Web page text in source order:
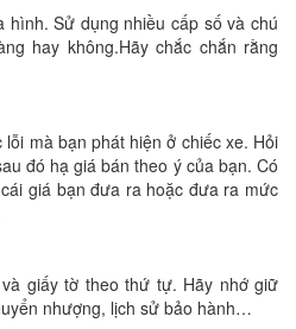
Sử dụng nhiều cấp số và chú
hay không.Hãy chắc chắn rằng
mà bạn phát hiện ở chiếc xe. Hỏi
đó hạ giá bán theo ý của bạn. Có
giá bạn đưa ra hoặc đưa ra mức
giấy tờ theo thứ tự. Hãy nhớ giữ
nhượng, lịch sử bảo hành…